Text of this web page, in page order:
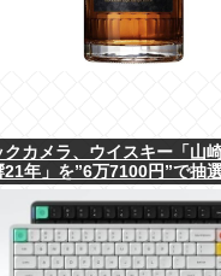
クカメラ、ウイスキー「山
21年」を”6万7100円”で抽